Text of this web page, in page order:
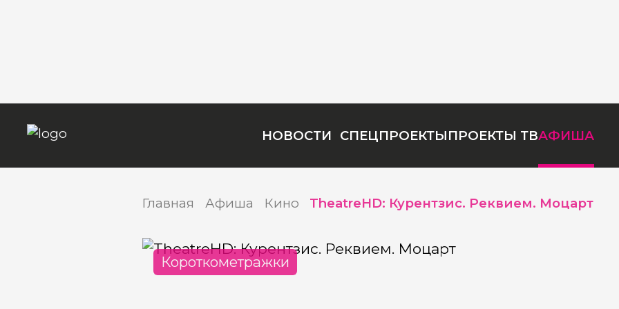
НОВОСТИ СПЕЦПРОЕКТЫПРОЕКТЫ ТВАФИША
Главная Афиша Кино TheatreHD: Курентзис. Реквием. Моцарт
Короткометражки